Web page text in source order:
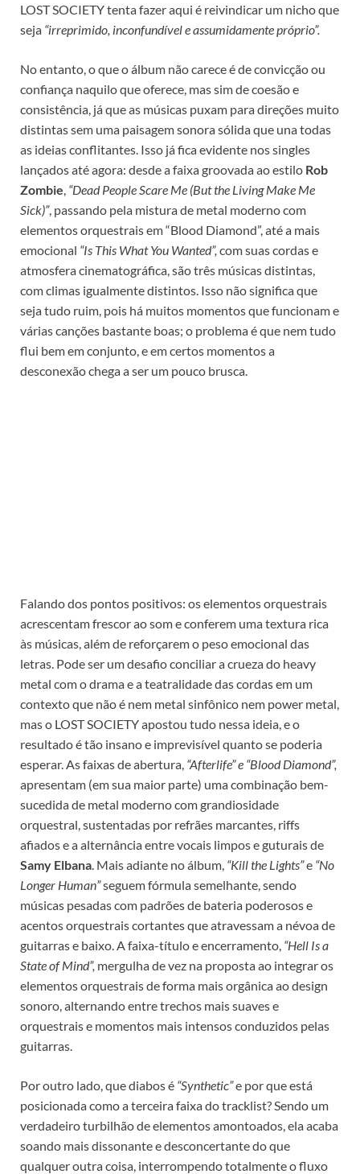
LOST SOCIETY tenta fazer aqui é reivindicar um nicho que
seja “irreprimido, inconfundível e assumidamente próprio”.
No entanto, o que o álbum não carece é de convicção ou
confiança naquilo que oferece, mas sim de coesão e
consistência, já que as músicas puxam para direções muito
distintas sem uma paisagem sonora sólida que una todas
as ideias conflitantes. Isso já fica evidente nos singles
lançados até agora: desde a faixa groovada ao estilo Rob
Zombie, “Dead People Scare Me (But the Living Make Me
Sick)”, passando pela mistura de metal moderno com
elementos orquestrais em “Blood Diamond”, até a mais
emocional “Is This What You Wanted”, com suas cordas e
atmosfera cinematográfica, são três músicas distintas,
com climas igualmente distintos. Isso não significa que
seja tudo ruim, pois há muitos momentos que funcionam e
várias canções bastante boas; o problema é que nem tudo
flui bem em conjunto, e em certos momentos a
desconexão chega a ser um pouco brusca.
Falando dos pontos positivos: os elementos orquestrais
acrescentam frescor ao som e conferem uma textura rica
às músicas, além de reforçarem o peso emocional das
letras. Pode ser um desafio conciliar a crueza do heavy
metal com o drama e a teatralidade das cordas em um
contexto que não é nem metal sinfônico nem power metal,
mas o LOST SOCIETY apostou tudo nessa ideia, e o
resultado é tão insano e imprevisível quanto se poderia
esperar. As faixas de abertura, “Afterlife” e “Blood Diamond”,
apresentam (em sua maior parte) uma combinação bem-
sucedida de metal moderno com grandiosidade
orquestral, sustentadas por refrães marcantes, riffs
afiados e a alternância entre vocais limpos e guturais de
Samy Elbana. Mais adiante no álbum, “Kill the Lights”e “No
Longer Human”seguem fórmula semelhante, sendo
músicas pesadas com padrões de bateria poderosos e
acentos orquestrais cortantes que atravessam a névoa de
guitarras e baixo. A faixa-título e encerramento, “Hell Is a
State of Mind”, mergulha de vez na proposta ao integrar os
elementos orquestrais de forma mais orgânica ao design
sonoro, alternando entre trechos mais suaves e
orquestrais e momentos mais intensos conduzidos pelas
guitarras.
Por outro lado, que diabos é “Synthetic”e por que está
posicionada como a terceira faixa do tracklist? Sendo um
verdadeiro turbilhão de elementos amontoados, ela acaba
soando mais dissonante e desconcertante do que
qualquer outra coisa, interrompendo totalmente o fluxo